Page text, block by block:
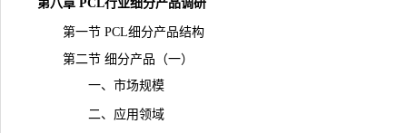
第八章 PCL行业细分产品调研
第一节 PCL细分产品结构
第二节 细分产品（一）
一、市场规模
二、应用领域